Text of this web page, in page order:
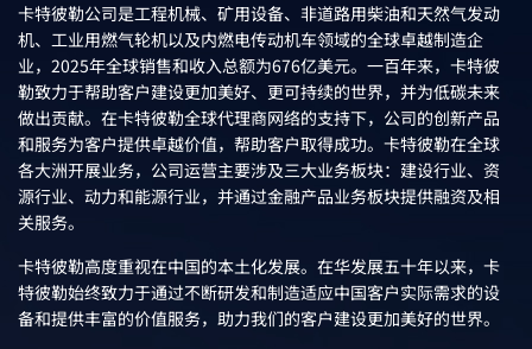
卡特彼勒公司是工程机械、矿用设备、非道路用柴油和天然气发动
机、工业用燃气轮机以及内燃电传动机车领域的全球卓越制造企
业，2025年全球销售和收入总额为676亿美元。一百年来，卡特彼
勒致力于帮助客户建设更加美好、更可持续的世界，并为低碳未来
做出贡献。在卡特彼勒全球代理商网络的支持下，公司的创新产品
和服务为客户提供卓越价值，帮助客户取得成功。卡特彼勒在全球
各大洲开展业务，公司运营主要涉及三大业务板块：建设行业、资
源行业、动力和能源行业，并通过金融产品业务板块提供融资及相
关服务。
卡特彼勒高度重视在中国的本土化发展。在华发展五十年以来，卡
特彼勒始终致力于通过不断研发和制造适应中国客户实际需求的设
备和提供丰富的价值服务，助力我们的客户建设更加美好的世界。